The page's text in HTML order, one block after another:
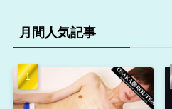
月間人気記事